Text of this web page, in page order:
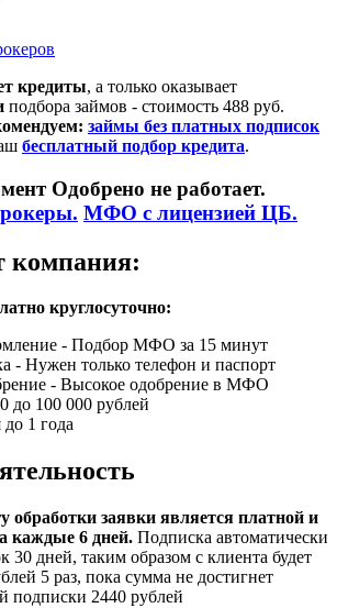
кредиты, а только оказывает
подбора займов - стоимость 488 руб.
займы без платных подписок
бесплатный подбор кредита.
Одобрено не работает.
МФО с лицензией ЦБ.
компания:
круглосуточно:
- Подбор МФО за 15 минут
- Нужен только телефон и паспорт
- Высокое одобрение в МФО
до 100 000 рублей
1 года
обработки заявки является платной и
каждые 6 дней. Подписка автоматически
30 дней, таким образом с клиента будет
5 раз, пока сумма не достигнет
подписки 2440 рублей